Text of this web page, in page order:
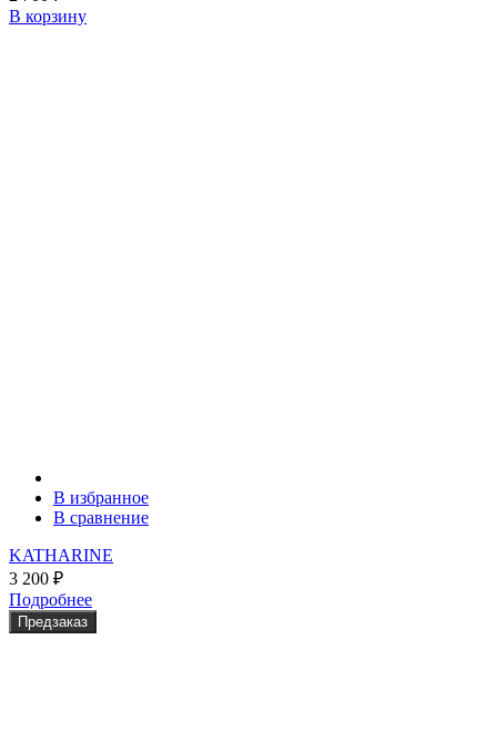
В корзину
В избранное
В сравнение
KATHARINE
3 200 ₽
Подробнее
Предзаказ